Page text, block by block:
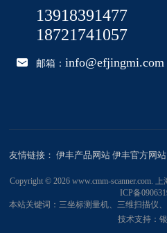
13918391477
18721741057
邮箱： info@efjingmi.com
友情链接： 伊丰产品网站 伊丰官方网站
Copyright © 2026 www.cmm-scanner.com.
ICP备
本站关键词：三坐标测量机、三维扫描仪
技术支持：